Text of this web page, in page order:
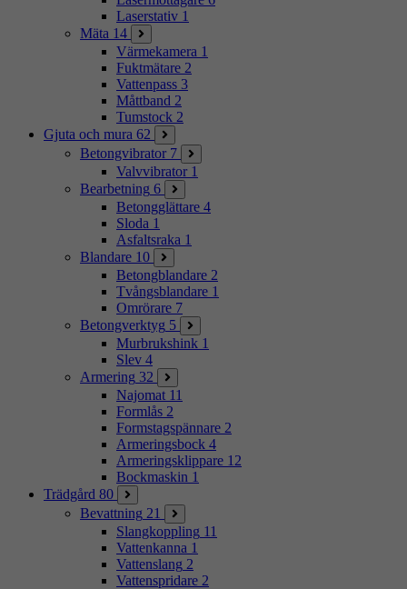
Laserstativ 1
Mäta 14
Värmekamera 1
Fuktmätare 2
Vattenpass 3
Måttband 2
Tumstock 2
Gjuta och mura 62
Betongvibrator 7
Valvvibrator 1
Bearbetning 6
Betongglättare 4
Sloda 1
Asfaltsraka 1
Blandare 10
Betongblandare 2
Tvångsblandare 1
Omrörare 7
Betongverktyg 5
Murbrukshink 1
Slev 4
Armering 32
Najomat 11
Formlås 2
Formstagspännare 2
Armeringsbock 4
Armeringsklippare 12
Bockmaskin 1
Trädgård 80
Bevattning 21
Slangkoppling 11
Vattenkanna 1
Vattenslang 2
Vattenspridare 2